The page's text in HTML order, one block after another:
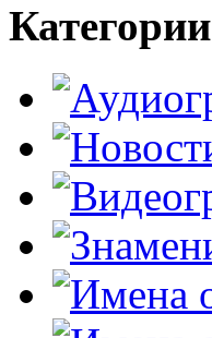
Категории